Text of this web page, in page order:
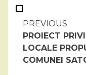
Continue
PREVIOUS
PROIECT
LOCALE
COMUNEI